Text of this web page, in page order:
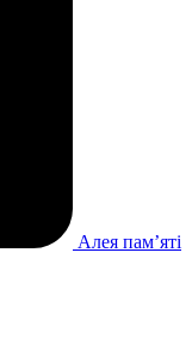
Алея памʼяті